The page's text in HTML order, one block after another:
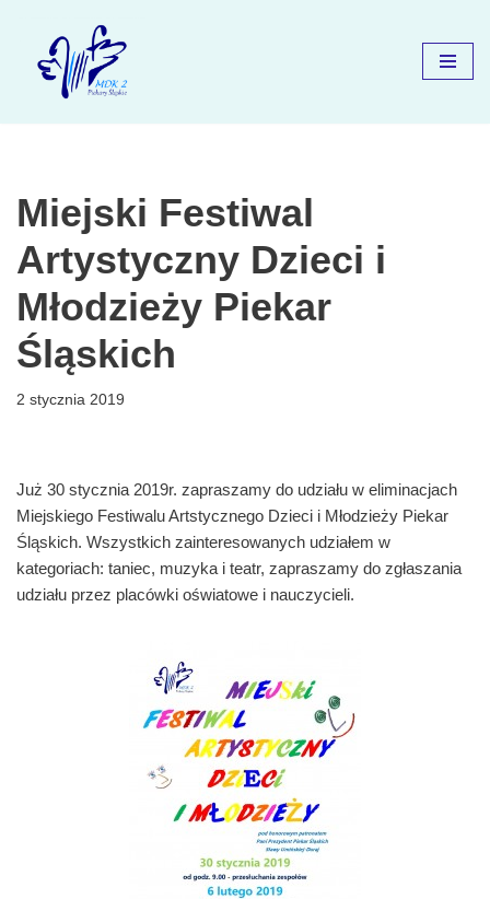
Przejdź
Miejski Festiwal
Artystyczny Dzieci i
Młodzieży Piekar
Śląskich
2 stycznia 2019
Już 30 stycznia 2019r. zapraszamy do udziału w eliminacjach
Miejskiego Festiwalu Artstycznego Dzieci i Młodzieży Piekar
Śląskich. Wszystkich zainteresowanych udziałem w
kategoriach: taniec, muzyka i teatr, zapraszamy do zgłaszania
udziału przez placówki oświatowe i nauczycieli.